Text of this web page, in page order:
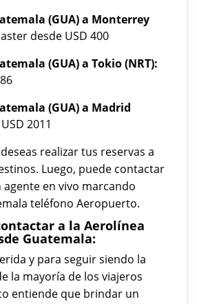
(GUA) a Monterrey
desde USD 400
(GUA) a Tokio (NRT):
(GUA) a Madrid
2011
realizar tus reservas a
Luego, puede contactar
en vivo marcando
teléfono Aeropuerto.
a la Aerolínea
Guatemala:
y para seguir siendo la
la mayoría de los viajeros
entiende que brindar un